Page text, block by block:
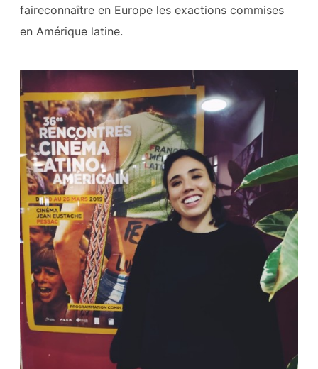
faireconnaître en Europe les exactions commises
en Amérique latine.